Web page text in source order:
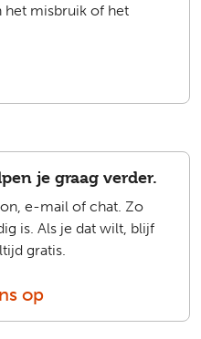
het misbruik of het
je graag verder.
e-mail of chat. Zo
is. Als je dat wilt, blijf
gratis.
op